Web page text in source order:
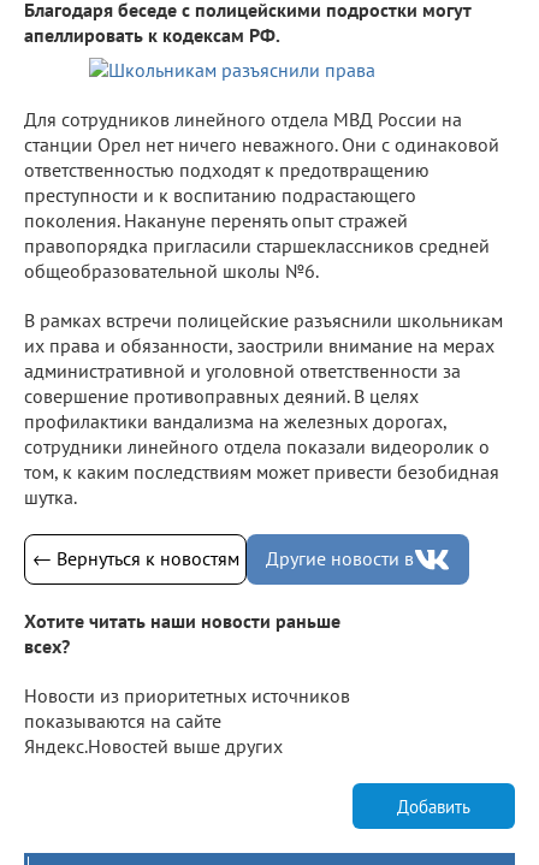
Благодаря беседе с полицейскими подростки могут
апеллировать к кодексам РФ.
Для сотрудников линейного отдела МВД России на
станции Орел нет ничего неважного. Они с одинаковой
ответственностью подходят к предотвращению
преступности и к воспитанию подрастающего
поколения. Накануне перенять опыт стражей
правопорядка пригласили старшеклассников средней
общеобразовательной школы №6.
В рамках встречи полицейские разъяснили школьникам
их права и обязанности, заострили внимание на мерах
административной и уголовной ответственности за
совершение противоправных деяний. В целях
профилактики вандализма на железных дорогах,
сотрудники линейного отдела показали видеоролик о
том, к каким последствиям может привести безобидная
шутка.
← Вернуться к новостям Другие новости в
Хотите читать наши новости раньше
всех?
Новости из приоритетных источников
показываются на сайте
Яндекс.Новостей выше других
Добавить